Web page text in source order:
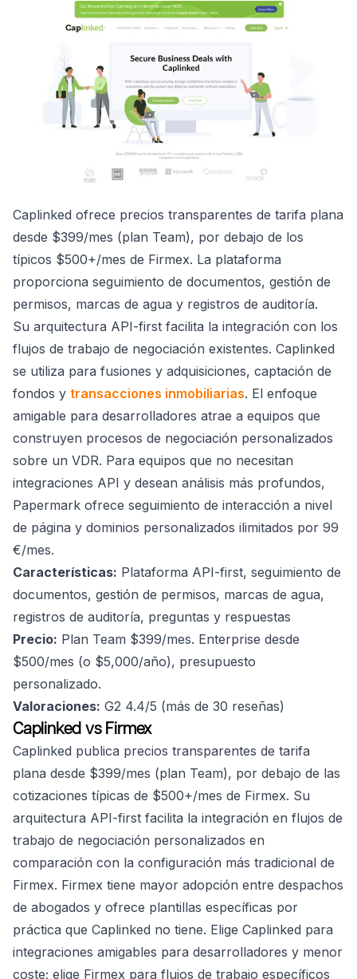
Caplinked ofrece precios transparentes de tarifa plana
desde $399/mes (plan Team), por debajo de los
típicos $500+/mes de Firmex. La plataforma
proporciona seguimiento de documentos, gestión de
permisos, marcas de agua y registros de auditoría.
Su arquitectura API-first facilita la integración con los
flujos de trabajo de negociación existentes. Caplinked
se utiliza para fusiones y adquisiciones, captación de
fondos y transacciones inmobiliarias. El enfoque
amigable para desarrolladores atrae a equipos que
construyen procesos de negociación personalizados
sobre un VDR. Para equipos que no necesitan
integraciones API y desean análisis más profundos,
Papermark ofrece seguimiento de interacción a nivel
de página y dominios personalizados ilimitados por 99
€/mes.
Características: Plataforma API-first, seguimiento de
documentos, gestión de permisos, marcas de agua,
registros de auditoría, preguntas y respuestas
Precio: Plan Team $399/mes. Enterprise desde
$500/mes (o $5,000/año), presupuesto
personalizado.
Valoraciones: G2 4.4/5 (más de 30 reseñas)
Caplinked vs Firmex
Caplinked publica precios transparentes de tarifa
plana desde $399/mes (plan Team), por debajo de las
cotizaciones típicas de $500+/mes de Firmex. Su
arquitectura API-first facilita la integración en flujos de
trabajo de negociación personalizados en
comparación con la configuración más tradicional de
Firmex. Firmex tiene mayor adopción entre despachos
de abogados y ofrece plantillas específicas por
práctica que Caplinked no tiene. Elige Caplinked para
integraciones amigables para desarrolladores y menor
coste; elige Firmex para flujos de trabajo específicos